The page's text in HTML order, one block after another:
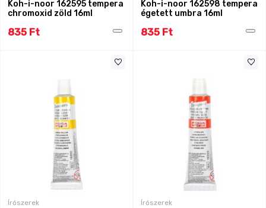
Koh-i-noor 162595 tempera
chromoxid zöld 16ml
835 Ft
Koh-i-noor 162598 tempera
égetett umbra 16ml
835 Ft
Írószerek Írószerek